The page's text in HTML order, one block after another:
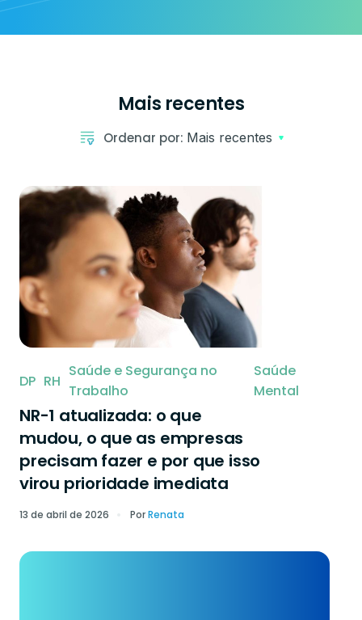
Mais recentes
Ordenar por: Mais recentes
DP RH
Saúde e Segurança no
Trabalho
Saúde
Mental
NR-1 atualizada: o que
mudou, o que as empresas
precisam fazer e por que isso
virou prioridade imediata
13 de abril de 2026 PorRenata